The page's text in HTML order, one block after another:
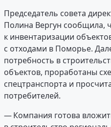
Председатель совета
Полина Вергун сообщила,
к инвентаризации
с отходами в Поморье.
потребность в
объектов, проработаны
спецтранспорта и
потребителей.
— Компания готова